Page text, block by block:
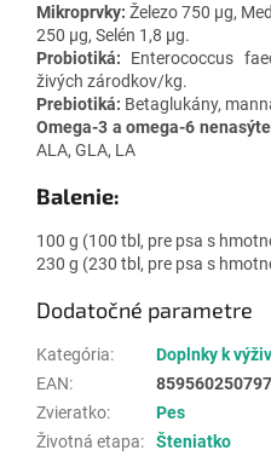
Mikroprvky:Železo 750 µg,
250 µg, Selén 1,8 µg.
Probiotiká: Enterococcus
živých zárodkov/kg.
Prebiotiká: Betaglukány,
Omega-3 a omega-6
ALA, GLA, LA
Balenie:
100 g (100 tbl, pre psa s
230 g (230 tbl, pre psa s
Dodatočné parametre
Kategória:
Doplnky k
EAN:
Zvieratko:
Pes
Životná etapa:
Šteniatko